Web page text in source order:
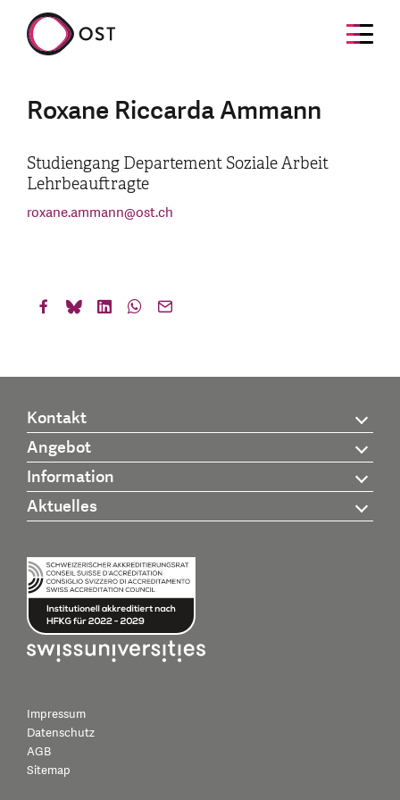
Roxane Riccarda Ammann
Studiengang Departement Soziale Arbeit
Lehrbeauftragte
roxane.ammann@ost.ch
Kontakt
Angebot
Information
Aktuelles
Impressum
Datenschutz
AGB
Sitemap